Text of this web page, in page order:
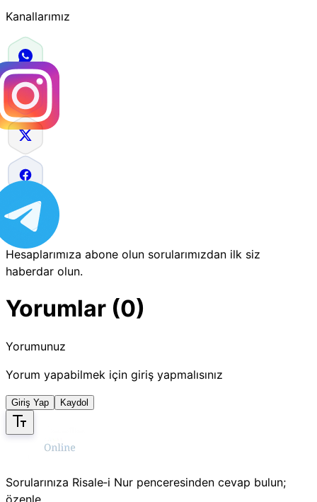
Kanallarımız
Hesaplarımıza abone olun sorularımızdan ilk siz
haberdar olun.
Yorumlar (0)
Yorumunuz
Yorum yapabilmek için giriş yapmalısınız
Giriş Yap Kaydol
Sorularınıza Risale‑i Nur penceresinden cevap bulun;
özenle